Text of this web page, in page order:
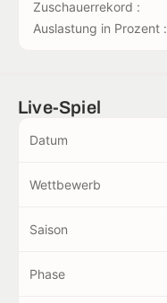
Zuschauerrekord :
Auslastung in Prozent :
Live-Spiel
Datum
Wettbewerb
Saison
Phase